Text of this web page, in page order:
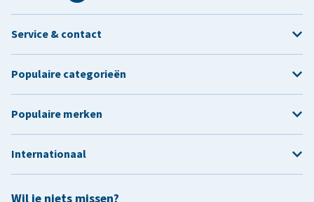
Wil je niets missen?
Service & contact
Populaire categorieën
Populaire merken
Internationaal